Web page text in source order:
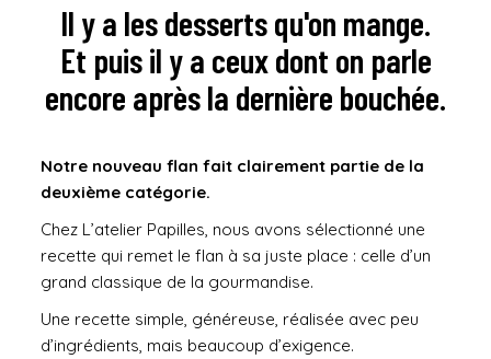
Il y a les desserts qu'on mange.
Et puis il y a ceux dont on parle
encore après la dernière bouchée.
Notre nouveau flan fait clairement partie de la
deuxième catégorie.
Chez L’atelier Papilles, nous avons sélectionné une
recette qui remet le flan à sa juste place : celle d’un
grand classique de la gourmandise.
Une recette simple, généreuse, réalisée avec peu
d’ingrédients, mais beaucoup d’exigence.